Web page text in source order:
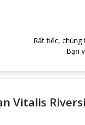
Rất tiếc,
Bạn
Vitalis